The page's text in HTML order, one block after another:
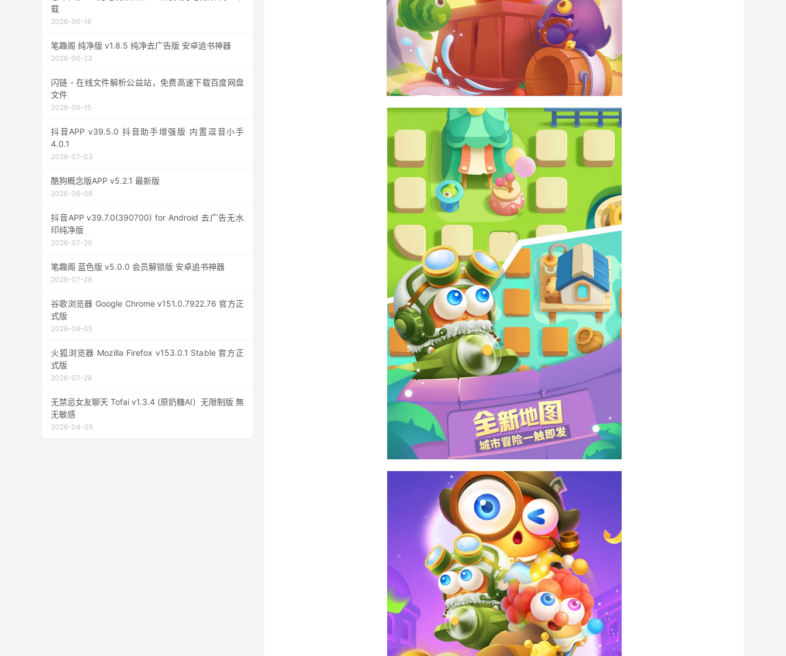
载
2026-06-16
笔趣阁 纯净版 v1.8.5 纯净去广告版 安卓追书神器
2026-06-23
闪链 - 在线文件解析公益站，免费高速下载百度网盘
文件
2026-06-15
抖音APP v39.5.0 抖音助手增强版 内置逗音小手
4.0.1
2026-07-03
酷狗概念版APP v5.2.1 最新版
2026-06-08
抖音APP v39.7.0(390700) for Android 去广告无水
印纯净版
2026-07-20
笔趣阁 蓝色版 v5.0.0 会员解锁版 安卓追书神器
2026-07-28
谷歌浏览器 Google Chrome v151.0.7922.76 官方正
式版
2026-08-05
火狐浏览器 Mozilla Firefox v153.0.1 Stable 官方正
式版
2026-07-28
无禁忌女友聊天 Tofai v1.3.4 (原奶糖AI）无限制版 無
无敏感
2026-04-05